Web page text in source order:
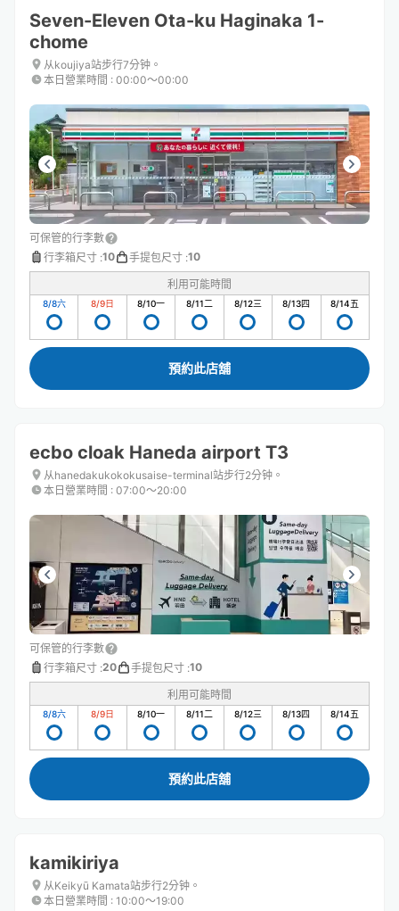
Seven-Eleven Ota-ku Haginaka 1-
chome
从koujiya站步行7分钟。
本日營業時間 : 00:00〜00:00
可保管的行李數
行李箱尺寸 :10 手提包尺寸 :10
利用可能時間
8/8六 8/9日 8/10一 8/11二 8/12三 8/13四 8/14五
預約此店舖
ecbo cloak Haneda airport T3
从hanedakukokokusaise-terminal站步行2分钟。
本日營業時間 : 07:00〜20:00
可保管的行李數
行李箱尺寸 :20 手提包尺寸 :10
利用可能時間
8/8六 8/9日 8/10一 8/11二 8/12三 8/13四 8/14五
預約此店舖
kamikiriya
从Keikyū Kamata站步行2分钟。
本日營業時間 : 10:00〜19:00